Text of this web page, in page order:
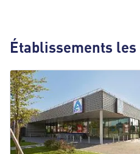
Établissements